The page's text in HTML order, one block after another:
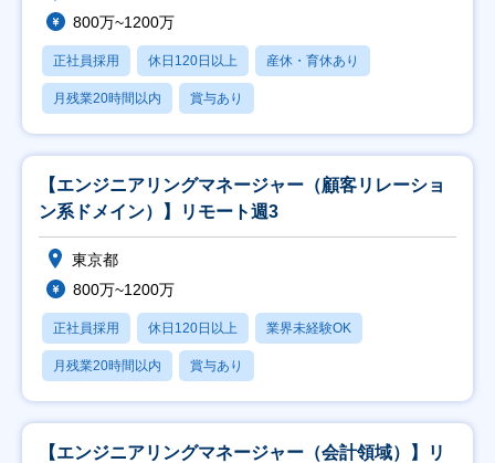
800万~1200万
正社員採用 休日120日以上 産休・育休あり
月残業20時間以内 賞与あり
【エンジニアリングマネージャー（顧客リレーショ
ン系ドメイン）】リモート週3
東京都
800万~1200万
正社員採用 休日120日以上 業界未経験OK
月残業20時間以内 賞与あり
【エンジニアリングマネージャー（会計領域）】リ